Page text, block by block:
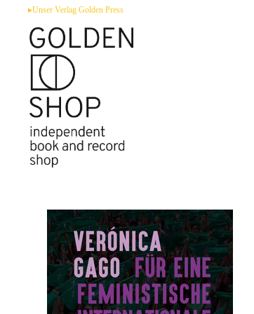
springen
▸Unser Verlag Golden Press